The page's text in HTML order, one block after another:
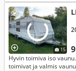
15
Hyvin toimiva iso
toimivat ja valmis